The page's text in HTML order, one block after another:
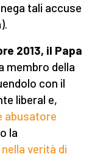
tali accuse
2013, il Papa
membro della
con il
liberal e,
abusatore
la
verità di